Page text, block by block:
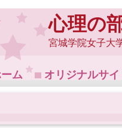
心理の
宮城学院女子大
ム オリジナルサ